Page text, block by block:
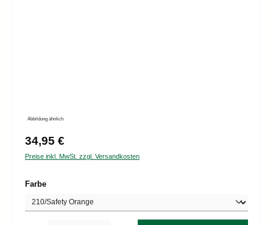
Abbildung ähnlich
Regulärer Preis:
34,95 €
Preise inkl. MwSt. zzgl. Versandkosten
Farbeauswählen